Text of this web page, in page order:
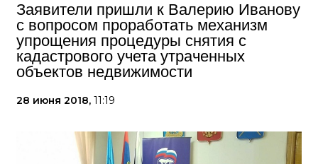
Заявители пришли к Валерию Иванову
с вопросом проработать механизм
упрощения процедуры снятия с
кадастрового учета утраченных
объектов недвижимости
28 июня 2018, 11:19